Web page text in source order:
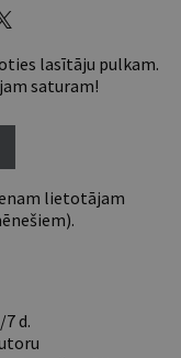
lasītāju pulkam.
saturam!
lietotājam
d.